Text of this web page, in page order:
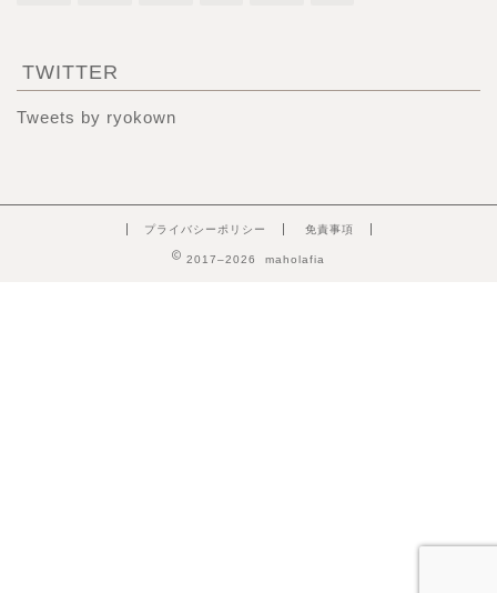
TWITTER
Tweets by ryokown
プライバシーポリシー 免責事項
2017–2026 maholafia